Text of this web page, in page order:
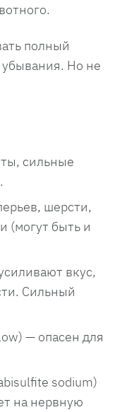
полный
убывания. Но не
сильные
шерсти,
(могут быть и
вкус,
Сильный
— опасен для
sodium)
на нервную